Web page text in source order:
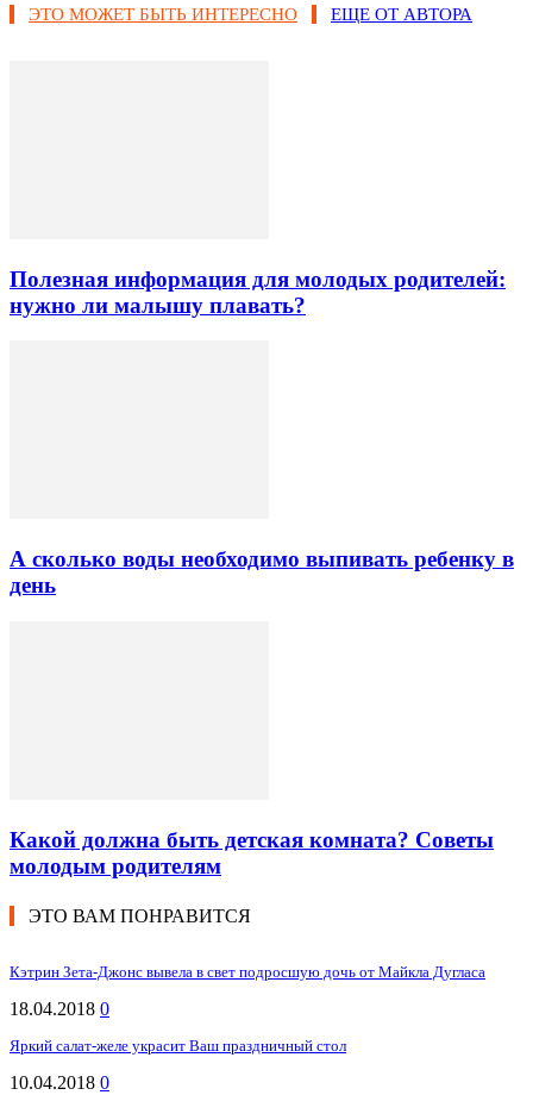
ЭТО МОЖЕТ БЫТЬ ИНТЕРЕСНО ЕЩЕ ОТ АВТОРА
Полезная информация для молодых родителей:
нужно ли малышу плавать?
А сколько воды необходимо выпивать ребенку в
день
Какой должна быть детская комната? Советы
молодым родителям
ЭТО ВАМ ПОНРАВИТСЯ
Кэтрин Зета-Джонс вывела в свет подросшую дочь от Майкла Дугласа
18.04.2018 0
Яркий салат-желе украсит Ваш праздничный стол
10.04.2018 0